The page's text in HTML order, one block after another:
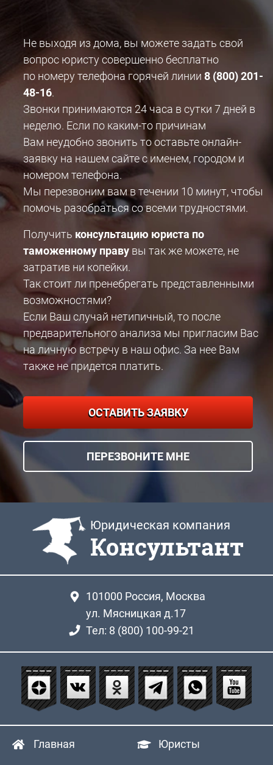
Не выходя из дома, вы можете задать свой
вопрос юристу совершенно бесплатно
по номеру телефона горячей линии 8 (800) 201-
48-16.
Звонки принимаются 24 часа в сутки 7 дней в
неделю. Если по каким-то причинам
Вам неудобно звонить то оставьте онлайн-
заявку на нашем сайте с именем, городом и
номером телефона.
Мы перезвоним вам в течении 10 минут, чтобы
помочь разобраться со всеми трудностями.
Получить консультацию юриста по
таможенному праву вы так же можете, не
затратив ни копейки.
Так стоит ли пренебрегать представленными
возможностями?
Если Ваш случай нетипичный, то после
предварительного анализа мы пригласим Вас
на личную встречу в наш офис. За нее Вам
также не придется платить.
ОСТАВИТЬ ЗАЯВКУ
ПЕРЕЗВОНИТЕ МНЕ
Юридическая компания
Консультант
101000 Россия, Москва
ул. Мясницкая д.17
Тел: 8 (800) 100-99-21
Главная Юристы